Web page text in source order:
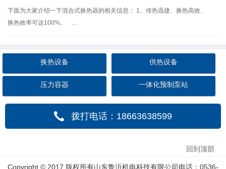
下面为大家介绍一下混合式换热器的相关信息： 1、传热迅捷、换热高效、
换热效率可达100%。 ...
换热设备 供热设备
压力容器 一体化预制泵站
拨打电话：18663638599
回到顶部
Copyright © 2017 版权所有山东鲁沂机电科技有限公司电话：0536-